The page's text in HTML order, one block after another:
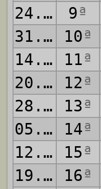
24.10.1993
9ª
31.10.1993
10ª
14.11.1993
11ª
20.11.1993
12ª
28.11.1993
13ª
05.12.1993
14ª
12.12.1993
15ª
19.12.1993
16ª